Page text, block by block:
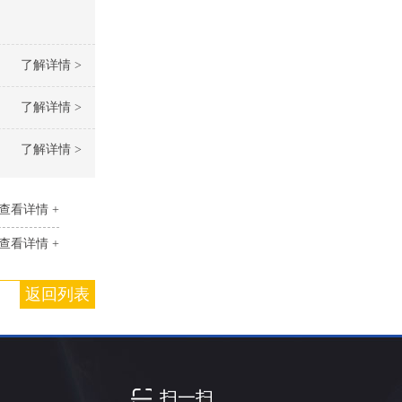
了解详情 >
了解详情 >
了解详情 >
看详情 +
看详情 +
返回列表
扫一扫